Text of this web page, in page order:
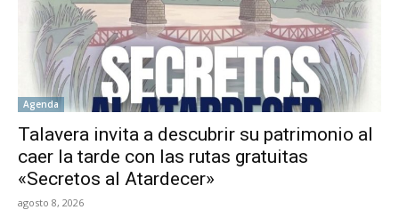
Agenda
Talavera invita a descubrir su patrimonio al
caer la tarde con las rutas gratuitas
«Secretos al Atardecer»
agosto 8, 2026